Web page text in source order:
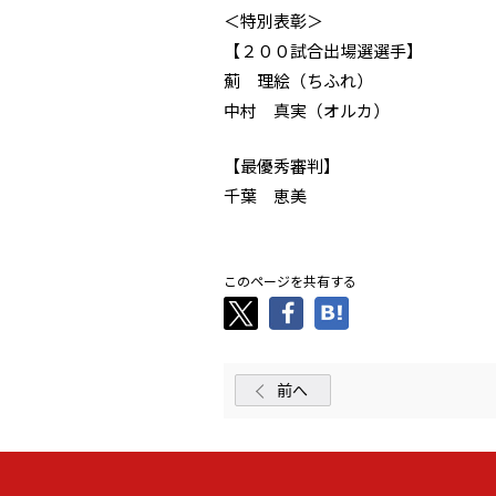
＜特別表彰＞
【２００試合出場選選手】
薊 理絵（ちふれ）
中村 真実（オルカ）
【最優秀審判】
千葉 恵美
このページを共有する
前へ